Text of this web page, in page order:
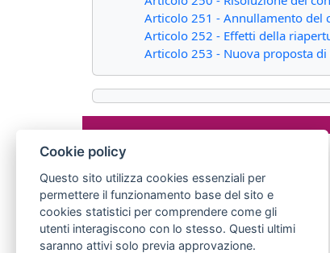
Articolo 251 - Annullamento del
Articolo 252 - Effetti della
Articolo 253 - Nuova proposta
Cookie policy
Questo sito utilizza cookies essenziali per
permettere il funzionamento base del sito e
cookies statistici per comprendere come gli
utenti interagiscono con lo stesso. Questi ultimi
saranno attivi solo previa approvazione.